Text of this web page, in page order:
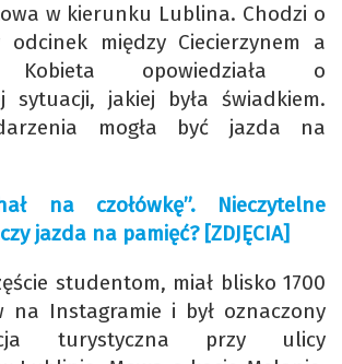
w kierunku Lublina. Chodzi o
odcinek między Ciecierzynem a
Kobieta opowiedziała o
sytuacji, jakiej była świadkiem.
mogła być jazda na
na czołówkę”. Nieczytelne
jazda na pamięć? [ZDJĘCIA]
studentom, miał blisko 1700
na Instagramie i był oznaczony
turystyczna przy ulicy